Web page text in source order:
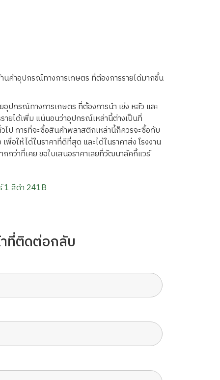
นค้าอุปกรณ์ทางการเกษตร ที่ต้องการรายได้มากขึ้น
ปกรณ์ทางการเกษตร ที่ต้องการนำ เข่ง หลัว และ
ายได้เพิ่ม แน่นอนว่าอุปกรณ์เหล่านี้ต่างเป็นที่
ไป การที่จะซื้อสินค้าพลาสติกเหล่านี้ก็ควรจะซื้อกับ
พื่อให้ได้ในราคาที่ดีที่สุด และได้ในราคาส่ง โรงงาน
กกว่าที่เคย ขอใบเสนอราคาเลยที่วัฒนาลัคกี้แวร์
ที่ติดต่อกลับ